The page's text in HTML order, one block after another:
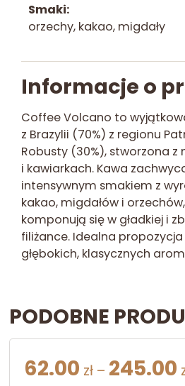
Smaki
orzechy, kakao, migdały
Informacje o
Coffee Volcano to
z Brazylii (70%) z regionu
Robusty (30%), stworzona z
i kawiarkach. Kawa
intensywnym smakiem z
kakao, migdałów i
komponują się w gładkiej i
filiżance. Idealna
głębokich, klasycznych
PODOBNE
62.00 zł – 245.00